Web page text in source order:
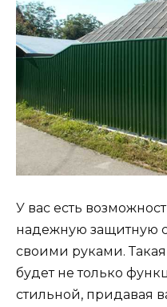
У вас есть
надежную защитную
своими руками.
будет не только
стильной, придавая